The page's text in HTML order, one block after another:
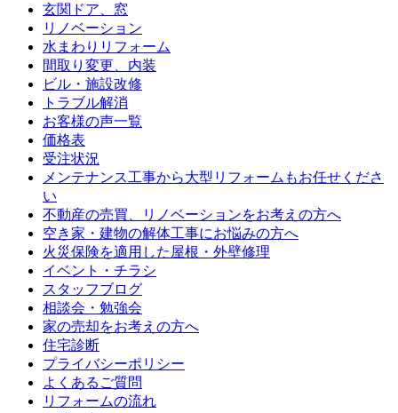
玄関ドア、窓
リノベーション
水まわりリフォーム
間取り変更、内装
ビル・施設改修
トラブル解消
お客様の声一覧
価格表
受注状況
メンテナンス工事から大型リフォームもお任せくださ
い
不動産の売買、リノベーションをお考えの方へ
空き家・建物の解体工事にお悩みの方へ
火災保険を適用した屋根・外壁修理
イベント・チラシ
スタッフブログ
相談会・勉強会
家の売却をお考えの方へ
住宅診断
プライバシーポリシー
よくあるご質問
リフォームの流れ